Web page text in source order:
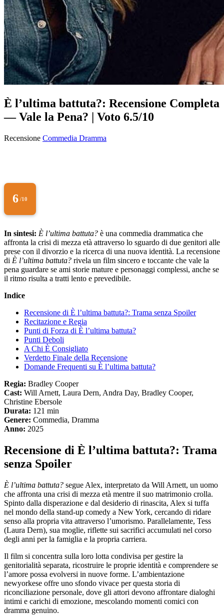
È l’ultima battuta?: Recensione Completa
— Vale la Pena? | Voto 6.5/10
Recensione Commedia Dramma
6 /10
In sintesi: È l’ultima battuta? è una commedia drammatica che
affronta la crisi di mezza età attraverso lo sguardo di due genitori alle
prese con il divorzio e la ricerca di una nuova identità. La recensione
di È l’ultima battuta? rivela un film sincero e toccante che vale la
pena guardare se ami storie mature e personaggi complessi, anche se
il ritmo risulta a tratti lento e prevedibile.
Indice
Recensione di È l’ultima battuta?: Trama senza Spoiler
Recitazione e Regia
Punti di Forza di È l’ultima battuta?
Punti Deboli
A Chi È Consigliato
Verdetto Finale della Recensione
Domande Frequenti su È l’ultima battuta?
Regia: Bradley Cooper
Cast: Will Arnett, Laura Dern, Andra Day, Bradley Cooper,
Christine Ebersole
Durata: 121 min
Genere: Commedia, Dramma
Anno: 2025
Recensione di È l’ultima battuta?: Trama
senza Spoiler
È l’ultima battuta? segue Alex, interpretato da Will Arnett, un uomo
che affronta una crisi di mezza età mentre il suo matrimonio crolla.
Spinto dalla disperazione e dal desiderio di rinascita, Alex si tuffa
nel mondo della stand-up comedy a New York, cercando di ridare
senso alla propria vita attraverso l’umorismo. Parallelamente, Tess
(Laura Dern), sua moglie, riflette sui sacrifici accumulati nel corso
degli anni per la famiglia e la propria carriera.
Il film si concentra sulla loro lotta condivisa per gestire la
genitorialità separata, ricostruire le proprie identità e comprendere se
l’amore possa evolversi in nuove forme. L’ambientazione
newyorkese offre uno sfondo vivace per questa storia di
riconciliazione personale, dove gli attori devono affrontare dialoghi
intimi e carichi di emozione, mescolando momenti comici con
dramma genuino.